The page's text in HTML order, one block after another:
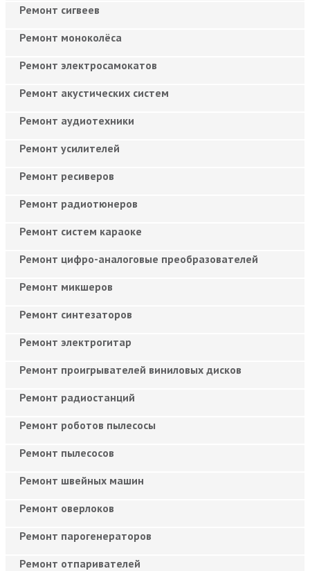
Ремонт сигвеев
Ремонт моноколёса
Ремонт электросамокатов
Ремонт акустических систем
Ремонт аудиотехники
Ремонт усилителей
Ремонт ресиверов
Ремонт радиотюнеров
Ремонт систем караоке
Ремонт цифро-аналоговые преобразователей
Ремонт микшеров
Ремонт синтезаторов
Ремонт электрогитар
Ремонт проигрывателей виниловых дисков
Ремонт радиостанций
Ремонт роботов пылесосы
Ремонт пылесосов
Ремонт швейных машин
Ремонт оверлоков
Ремонт парогенераторов
Ремонт отпаривателей